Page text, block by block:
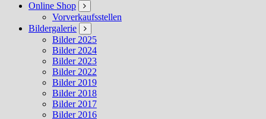
Online Shop
Vorverkaufsstellen
Bildergalerie
Bilder 2025
Bilder 2024
Bilder 2023
Bilder 2022
Bilder 2019
Bilder 2018
Bilder 2017
Bilder 2016